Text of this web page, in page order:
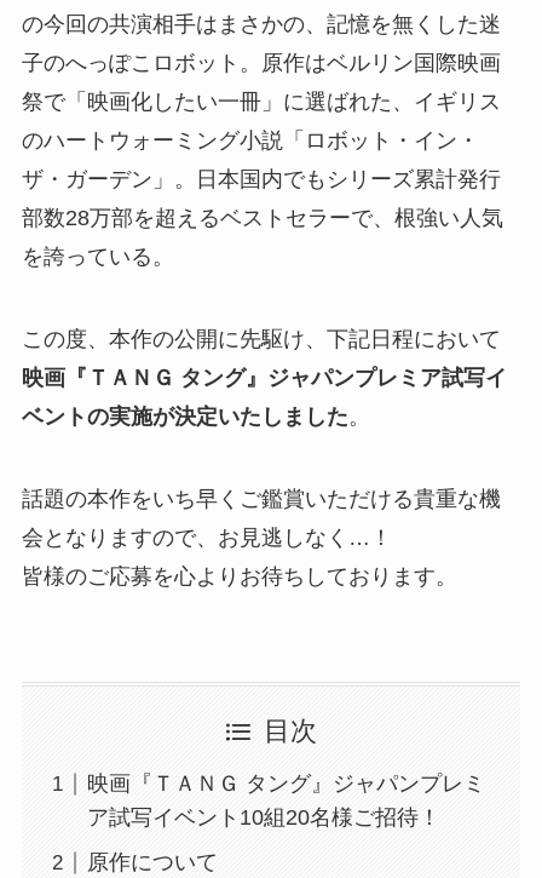
の今回の共演相手はまさかの、記憶を無くした迷
子のへっぽこロボット。原作はベルリン国際映画
祭で「映画化したい一冊」に選ばれた、イギリス
のハートウォーミング小説「ロボット・イン・
ザ・ガーデン」。日本国内でもシリーズ累計発行
部数28万部を超えるベストセラーで、根強い人気
を誇っている。
この度、本作の公開に先駆け、下記日程において
映画『ＴＡＮＧ タング』ジャパンプレミア試写イ
ベントの実施が決定いたしました。
話題の本作をいち早くご鑑賞いただける貴重な機
会となりますので、お見逃しなく…！
皆様のご応募を心よりお待ちしております。
目次
映画『ＴＡＮＧ タング』ジャパンプレミ
ア試写イベント10組20名様ご招待！
原作について